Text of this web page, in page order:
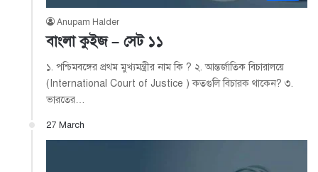
Anupam Halder
বাংলা কুইজ – সেট ১১
১. পশ্চিমবঙ্গের প্রথম মুখ্যমন্ত্রীর নাম কি ? ২. আন্তর্জাতিক বিচারালয়ে
(International Court of Justice ) কতগুলি বিচারক থাকেন? ৩.
ভারতের…
27 March